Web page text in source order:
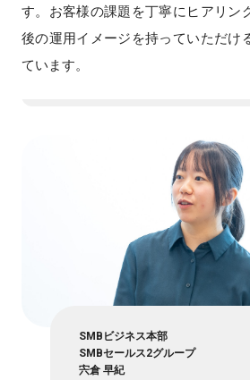
す。お客様の課題を丁寧にヒアリン
後の運用イメージを持っていただけ
ています。
SMBビジネス本部
SMBセールス2グループ
宍倉 早紀